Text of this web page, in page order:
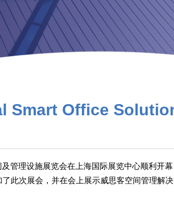
Smart Office
管理设施展览会在上海国际展览中心顺利开
此次展会，并在会上展示威思客空间管理解决